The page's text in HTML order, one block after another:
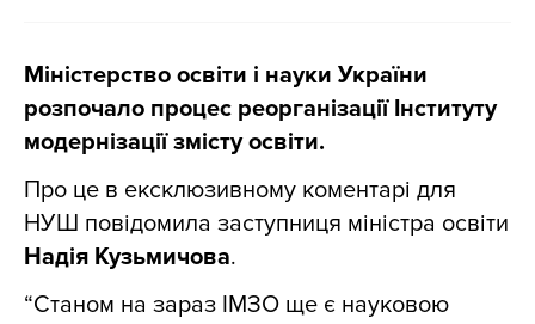
Міністерство освіти і науки України
розпочало процес реорганізації Інституту
модернізації змісту освіти.
Про це в ексклюзивному коментарі для
НУШ повідомила заступниця міністра освіти
Надія Кузьмичова.
“Станом на зараз ІМЗО ще є науковою